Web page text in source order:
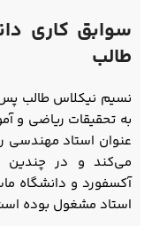
سوابق کاری
طالب
نسیم نیکلاس طالب پس
عنوان استاد مهندسی
می‌کند و در چندین
آکسفورد و دانشگاه
استاد مشغول بوده